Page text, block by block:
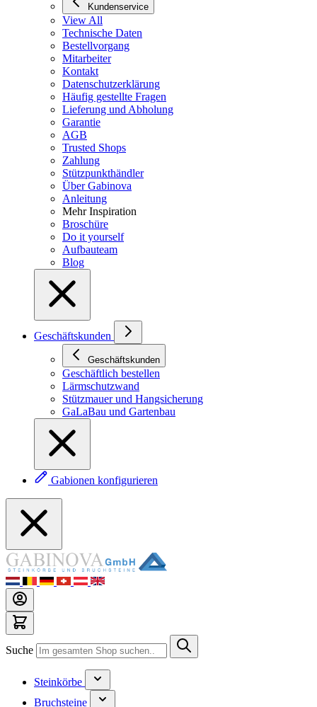
Kundenservice
View All
Technische Daten
Bestellvorgang
Mitarbeiter
Kontakt
Datenschutzerklärung
Häufig gestellte Fragen
Lieferung und Abholung
Garantie
AGB
Trusted Shops
Zahlung
Stützpunkthändler
Über Gabinova
Anleitung
Mehr Inspiration
Broschüre
Do it yourself
Aufbauteam
Blog
Geschäftskunden
Geschäftskunden
Geschäftlich bestellen
Lärmschutzwand
Stützmauer und Hangsicherung
GaLaBau und Gartenbau
Gabionen konfigurieren
Suche
Steinkörbe
Bruchsteine